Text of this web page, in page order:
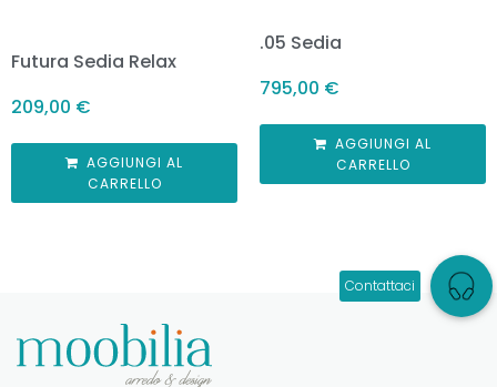
Futura Sedia Relax
209,00 €
AGGIUNGI AL
CARRELLO
.05 Sedia
795,00 €
AGGIUNGI AL
CARRELLO